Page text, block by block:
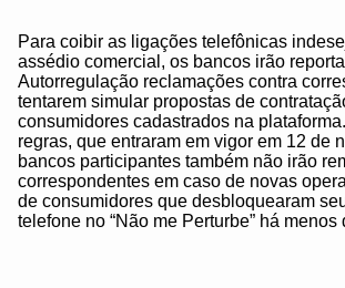
Para coibir as ligações telefônicas
assédio comercial, os bancos irão
Autorregulação reclamações contra
tentarem simular propostas de
consumidores cadastrados na
regras, que entraram em vigor em 12 de
bancos participantes também não irão
correspondentes em caso de novas
de consumidores que desbloquearam
telefone no “Não me Perturbe” há menos